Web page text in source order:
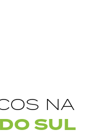
NA
SUL